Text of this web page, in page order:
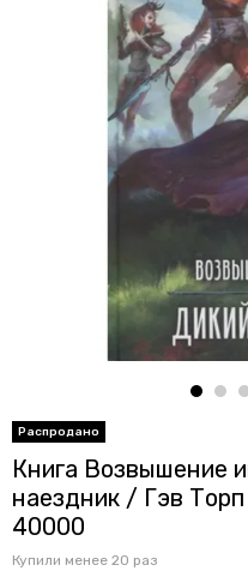
Книга Возвышение
наездник / Гэв
40000
Купили менее 20 раз